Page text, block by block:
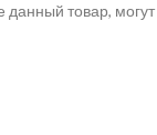
данный товар, могут